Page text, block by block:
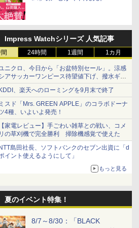
Impress Watchシリーズ 人気記事
24時間 1週間 1カ月
ニクロ、今日から「お盆特別セール」。涼感
アサッカーワンピース待望値下げ、撥水ギア
ョーツは1990円に
、楽天へのローミングを9月末で終了
スド「Mrs. GREEN APPLE」のコラボドーナ
4種、いよいよ発売！
家電レビュー】手ごわい雑草との戦い、コメ
の草刈機で完全勝利 掃除機感覚で使えた
島田社長、ソフトバンクのセブン出資に「d
イント使えるようにして」
もっと見る
夏のイベント特集！
8/7～8/30：「BLACK